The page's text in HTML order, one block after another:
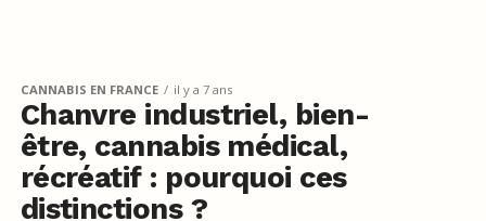
CANNABIS EN FRANCE il y a 7 ans
Chanvre industriel, bien-
être, cannabis médical,
récréatif : pourquoi ces
distinctions ?